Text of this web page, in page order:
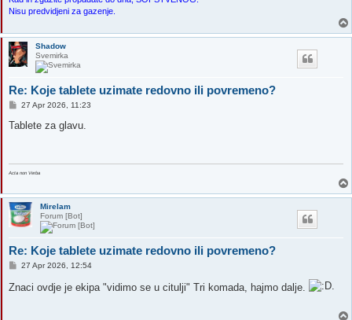
Nisu predvidjeni za gazenje.
Shadow
Svemirka
Re: Koje tablete uzimate redovno ili povremeno?
P
s
27 Apr 2026, 11:23
Tablete za glavu.
Acta non Verba
Mirelam
Forum [Bot]
Re: Koje tablete uzimate redovno ili povremeno?
P
s
t
27 Apr 2026, 12:54
Znaci ovdje je ekipa "vidimo se u citulji" Tri komada, hajmo dalje.